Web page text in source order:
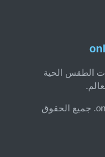
الطقس الحية
حقوق النشر © الطقس.online 2026. جميع الحقوق